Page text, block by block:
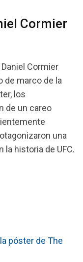
Cormier
Cormier
de marco de la
los
de un careo
una
la historia de UFC.